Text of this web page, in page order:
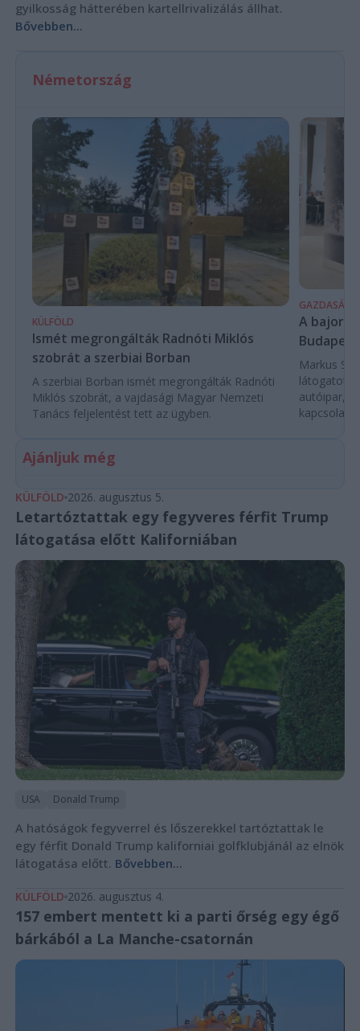
gyilkosság hátterében kartellrivalizálás állhat.
Bővebben...
Németország
KÜLFÖLD
Ismét megrongálták Radnóti Miklós
szobrát a szerbiai Borban
A szerbiai Borban ismét megrongálták Radnóti
Miklós szobrát, a vajdasági Magyar Nemzeti
Tanács feljelentést tett az ügyben.
GAZDASÁG
A bajor
Markus
látogatott
autóipar,
Ajánljuk még
KÜLFÖLD 2026. augusztus 5.
Letartóztattak egy fegyveres férfit Trump
látogatása előtt Kaliforniában
USA Donald Trump
A hatóságok fegyverrel és lőszerekkel tartóztattak le
egy férfit Donald Trump kaliforniai golfklubjánál az elnök
látogatása előtt. Bővebben...
KÜLFÖLD 2026. augusztus 4.
157 embert mentett ki a parti őrség egy égő
bárkából a La Manche-csatornán